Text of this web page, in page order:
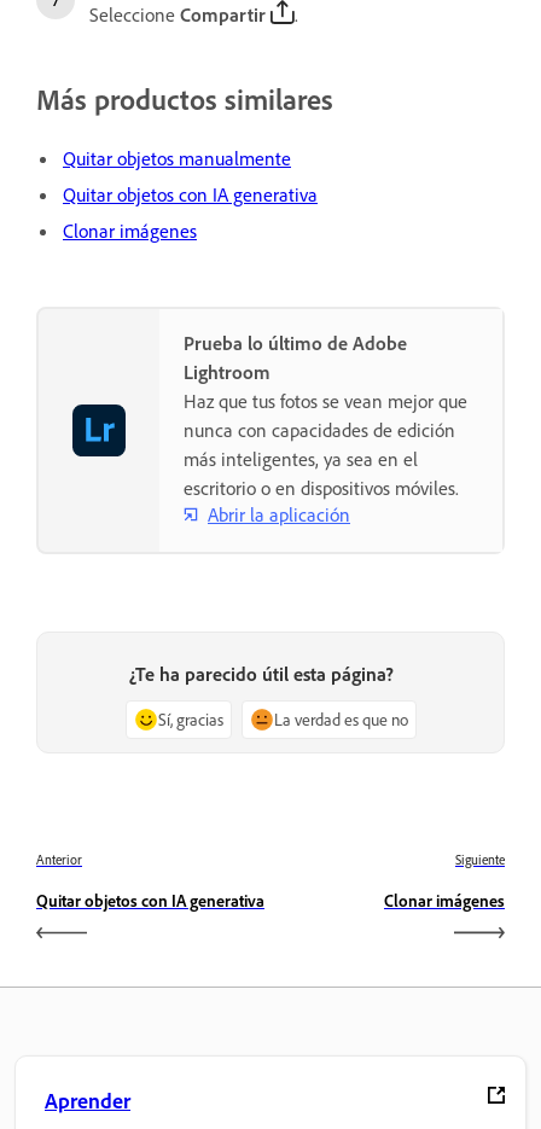
Seleccione Compartir .
Más productos similares
Quitar objetos manualmente
Quitar objetos con IA generativa
Clonar imágenes
Prueba lo último de Adobe
Lightroom
Haz que tus fotos se vean mejor que
nunca con capacidades de edición
más inteligentes, ya sea en el
escritorio o en dispositivos móviles.
Abrir la aplicación
¿Te ha parecido útil esta página?
Sí, gracias La verdad es que no
Anterior
Quitar objetos con IA generativa
Siguiente
Clonar imágenes
Aprender